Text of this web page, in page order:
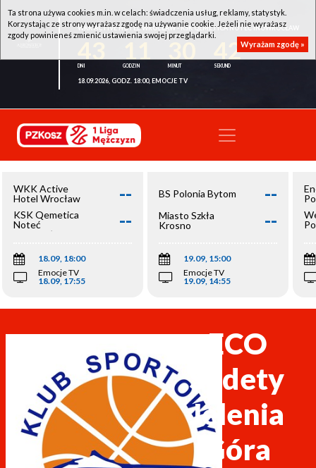
WKK ACTIVE HOTEL WROCŁAW - KSK QEMETICA NOTEĆ INOWROCŁAW
41
18.09.2026, GODZ. 18:00, EMOCJE TV
WKK Active
Hotel Wrocław
--
KSK Qemetica
Noteć
Inowrocław
--
18.09, 18:00
Emocje TV
18.09, 17:55
BS Polonia Bytom --
Miasto Szkła
Krosno
--
19.09, 15:00
Emocje TV
19.09, 14:55
ECO
Sudety
Jelenia
Góra
Ta strona używa cookies m.in. w celach: świadczenia usług, reklamy, statystyk.
Korzystając ze strony wyrażasz zgodę na używanie cookie. Jeżeli nie wyrażasz
zgody powinieneś zmienić ustawienia swojej przeglądarki.
Wyrażam zgodę »